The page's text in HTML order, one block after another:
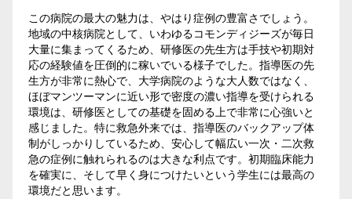
この病院の最大の魅力は、やはり症例の豊富さでしょう。
地域の中核病院として、いわゆるコモンディジーズが毎日
大量に集まってくるため、研修医の先生方は手技や初期対
応の経験値を圧倒的に稼いでいる様子でした。指導医の先
生方が非常に熱心で、大学病院のような大人数ではなく、
ほぼマンツーマンに近い形で密度の濃い指導を受けられる
環境は、研修医としての基礎を固める上で非常に心強いと
感じました。特に救急外来では、指導医のバックアップ体
制がしっかりしているため、安心して幅広い一次・二次救
急の症例に触れられるのは大きな利点です。初期臨床能力
を確実に、そして早く身につけたいという学生には最高の
環境だと思います。